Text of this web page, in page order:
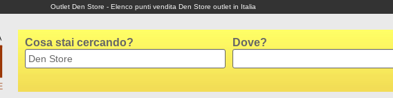
Outlet Den Store - Elenco punti vendita Den Store outlet in Italia
Cosa stai cercando? Dove?